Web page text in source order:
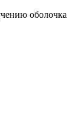
оболочка